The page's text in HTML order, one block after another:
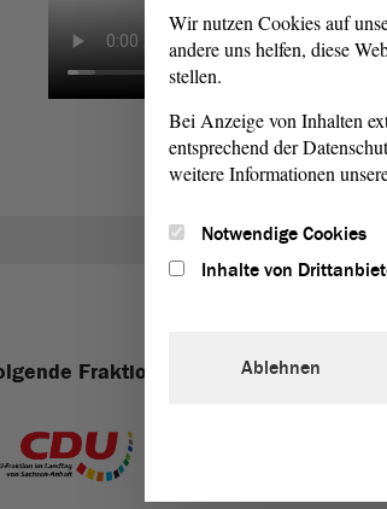
Fraktionen sind im Landtag von
Wir nutzen Cookies auf
andere uns helfen, diese
stellen.
Bei Anzeige von Inhalten
entsprechend der
weitere Informationen
Notwendige Cookies
Inhalte von
Ablehnen